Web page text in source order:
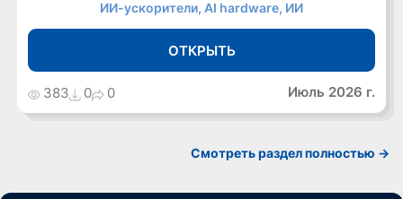
ИИ-ускорители, AI hardware, ИИ
ОТКРЫТЬ
383 0 0 Июль 2026 г.
Cмотреть раздел полностью ->